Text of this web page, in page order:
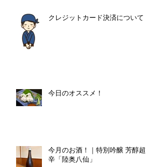
クレジットカード決済について
今日のオススメ！
今月のお酒！｜特別吟醸 芳醇超
辛「陸奥八仙」